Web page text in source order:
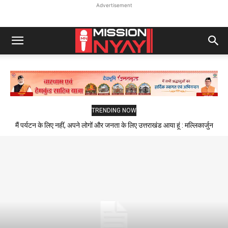
Advertisement
TRENDING NOW
मैं पर्यटन के लिए नहीं, अपने लोगों और जनता के लिए उत्तराखंड आया हूं : मल्लिकार्जुन